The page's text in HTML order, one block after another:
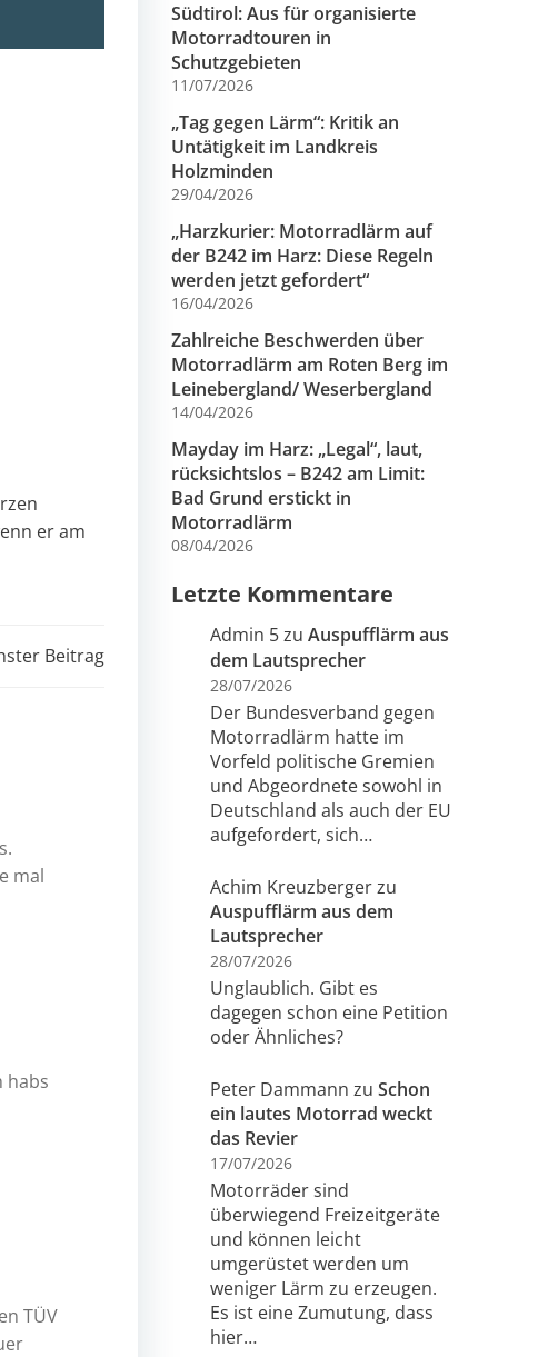
er am
Beitrag
mal
habs
TÜV
Südtirol: Aus für organisierte
Motorradtouren in
Schutzgebieten
11/07/2026
„Tag gegen Lärm“: Kritik an
Untätigkeit im Landkreis
Holzminden
29/04/2026
„Harzkurier: Motorradlärm auf
der B242 im Harz: Diese Regeln
werden jetzt gefordert“
16/04/2026
Zahlreiche Beschwerden über
Motorradlärm am Roten Berg im
Leinebergland/ Weserbergland
14/04/2026
Mayday im Harz: „Legal“, laut,
rücksichtslos – B242 am Limit:
Bad Grund erstickt in
Motorradlärm
08/04/2026
Letzte Kommentare
Admin 5zu Auspufflärm aus
dem Lautsprecher
28/07/2026
Der Bundesverband gegen
Motorradlärm hatte im
Vorfeld politische Gremien
und Abgeordnete sowohl in
Deutschland als auch der EU
aufgefordert, sich…
Achim Kreuzbergerzu
Auspufflärm aus dem
Lautsprecher
28/07/2026
Unglaublich. Gibt es
dagegen schon eine Petition
oder Ähnliches?
Peter Dammann zu Schon
ein lautes Motorrad weckt
das Revier
17/07/2026
Motorräder sind
überwiegend Freizeitgeräte
und können leicht
umgerüstet werden um
weniger Lärm zu erzeugen.
Es ist eine Zumutung, dass
hier…